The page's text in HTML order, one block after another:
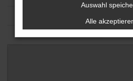
Auswahl
Alle